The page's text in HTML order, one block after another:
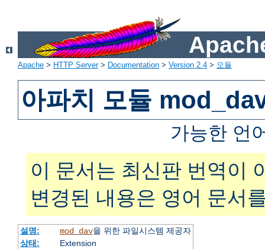
Apache > HTTP Server> Documentation > Version 2.4 > 모듈
아파치 모듈
가능한 언
이 문서는 최신판 번역이
변경된 내용은 영어 문서
설명: mod_dav을 위한 파일시스템 제공자
상태:
Extension